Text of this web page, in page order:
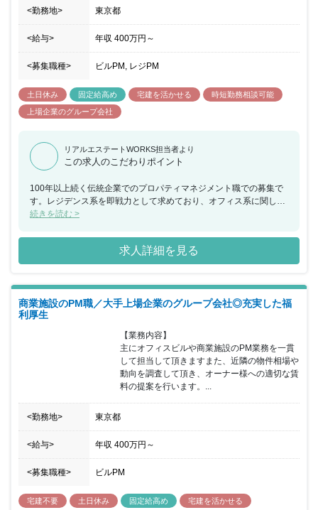
<勤務地> 東京都
<給与> 年収 400万円 ～
<募集職種> ビルPM, レジPM
土日休み 固定給高め 宅建を活かせる
時短勤務相談可能
上場企業のグループ会社
リアルエステートWORKS担当者より
この求人のこだわりポイント
100年以上続く伝統企業でのプロパティマネジメント職での募集で
す。レジデンス系を即戦力として求めており、オフィス系に関して
も会社の知見が足りないということで、これまでのご経験を存分に
続きを読む >
求人詳細を見る
商業施設のPM職／大手上場企業のグループ会社◎充実した福
利厚生
【業務内容】
主にオフィスビルや商業施設のPM業務を一貫
して担当して頂きますまた、近隣の物件相場や
動向を調査して頂き、オーナー様への適切な賃
料の提案を行います。...
<勤務地> 東京都
<給与> 年収 400万円 ～
<募集職種> ビルPM
宅建不要 土日休み 固定給高め
宅建を活かせる